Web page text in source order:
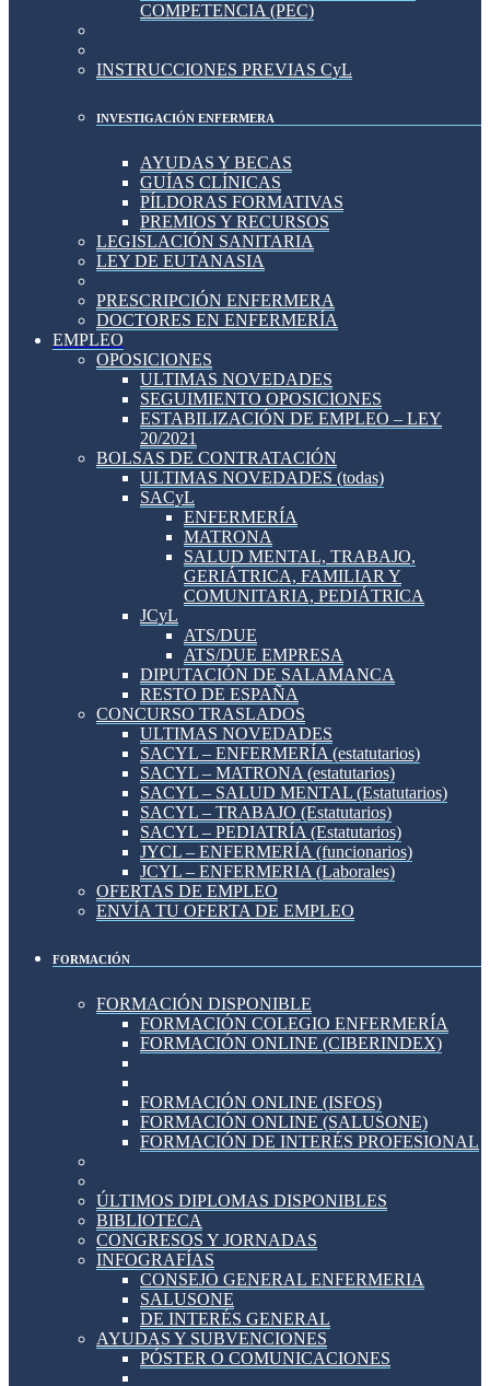
COMPETENCIA (PEC)
INSTRUCCIONES PREVIAS CyL
INVESTIGACIÓN ENFERMERA
AYUDAS Y BECAS
GUÍAS CLÍNICAS
PÍLDORAS FORMATIVAS
PREMIOS Y RECURSOS
LEGISLACIÓN SANITARIA
LEY DE EUTANASIA
PRESCRIPCIÓN ENFERMERA
DOCTORES EN ENFERMERÍA
EMPLEO
OPOSICIONES
ULTIMAS NOVEDADES
SEGUIMIENTO OPOSICIONES
ESTABILIZACIÓN DE EMPLEO – LEY
20/2021
BOLSAS DE CONTRATACIÓN
ULTIMAS NOVEDADES (todas)
SACyL
ENFERMERÍA
MATRONA
SALUD MENTAL, TRABAJO,
GERIÁTRICA, FAMILIAR Y
COMUNITARIA, PEDIÁTRICA
JCyL
ATS/DUE
ATS/DUE EMPRESA
DIPUTACIÓN DE SALAMANCA
RESTO DE ESPAÑA
CONCURSO TRASLADOS
ULTIMAS NOVEDADES
SACYL – ENFERMERÍA (estatutarios)
SACYL – MATRONA (estatutarios)
SACYL – SALUD MENTAL (Estatutarios)
SACYL – TRABAJO (Estatutarios)
SACYL – PEDIATRÍA (Estatutarios)
JYCL – ENFERMERÍA (funcionarios)
JCYL – ENFERMERIA (Laborales)
OFERTAS DE EMPLEO
ENVÍA TU OFERTA DE EMPLEO
FORMACIÓN
FORMACIÓN DISPONIBLE
FORMACIÓN COLEGIO ENFERMERÍA
FORMACIÓN ONLINE (CIBERINDEX)
FORMACIÓN ONLINE (ISFOS)
FORMACIÓN ONLINE (SALUSONE)
FORMACIÓN DE INTERÉS PROFESIONAL
ÚLTIMOS DIPLOMAS DISPONIBLES
BIBLIOTECA
CONGRESOS Y JORNADAS
INFOGRAFÍAS
CONSEJO GENERAL ENFERMERIA
SALUSONE
DE INTERÉS GENERAL
AYUDAS Y SUBVENCIONES
PÓSTER O COMUNICACIONES